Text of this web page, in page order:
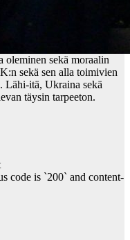
sekä moraalin
sekä sen alla toimivien
Lähi-itä, Ukraina sekä
täysin tarpeeton.
code is `200` and content-